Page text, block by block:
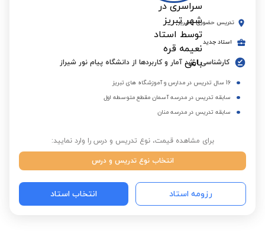
تدریس حضوری - تبریز
استاد جدید
کارشناسی ارشد آمار و کاربردها از دانشگاه پیام نور شیراز
16 سال تدریس در مدارس و آموزشگاه های تبریز
سابقه تدریس در مدرسه آسمان مقطع متوسطه اول
سابقه تدریس در مدرسه منان
برای مشاهده قیمت، نوع تدریس و درس را وارد نمایید:
انتخاب نوع تدریس و درس
رزومه استاد انتخاب استاد